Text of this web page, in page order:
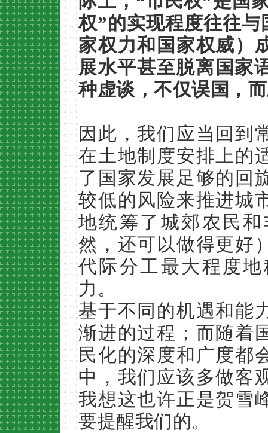
权”的实现程度往往
家权力和国家权威）
展水平甚至脱离国家
种虚谈，不仅误国，
因此，我们应当回到
在土地制度安排上的
了国家发展足够的回
较低的风险来推进城
地统筹了城郊农民
然，还可以做得更好
代际分工最大程度
力。
基于不同的机遇和能
渐进的过程；而随着
民化的深度和广度都
中，我们应该多做客
我想这也许正是贺雪
要提醒我们的。